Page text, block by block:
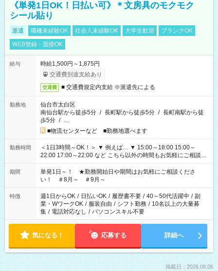
《単発1日OK！日払い可》＊文房具のモクモク
シール貼り
派遣 職種未経験OK 社会人未経験OK 大学生歓迎
ブランクOK
WEB登録・面接OK
給与
時給1,500円～1,875円
交通費別途支給あり
交通費 ■ 交通費規定内支給 ※派遣先による
勤務地
仙台市太白区
南仙台駅から徒歩5分 / 長町駅から徒歩5分 / 長町南駅から徒
歩5分 / …
■物流センターなど ■勤務地選べます
勤務時間
＜1日3時間～OK！＞ ▼ 例えば… ▼ 15:00～18:00 15:00～
22:00 17:00～22:00 など こちら以外の時間もお気軽にご相談く
ださい！
期間
単発1日～！ ★勤務開始日や期間はお気軽にご相談くださ
い！ ＃8月～ ＃9月～
特徴 週1日からOK / 日払いOK / 履歴書不要 / 40～50代活躍中 / 副
業・WワークOK / 服装自由 / シフト勤務 / 10名以上の大量募
集 / 電話対応なし / パソコンスキル不要
気になる！ 応募する 詳細へ
掲載日：2026.08.06